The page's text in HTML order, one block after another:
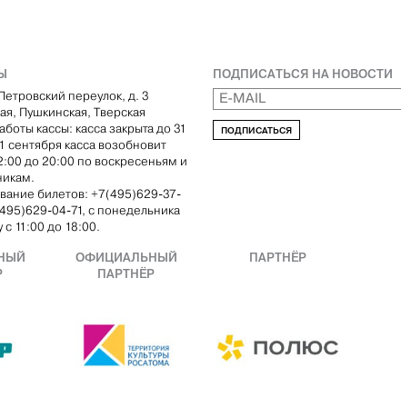
переулок, д. 3
Пушкинская, Тверская
кассы: касса закрыта до 31
сентября касса возобновит
до 20:00 по воскресеньям и
билетов: +7(495)629-37-
04-71, с понедельника
с 11:00 до 18:00.
ПОДПИСАТЬСЯ НА НОВОСТИ
ПОДПИСАТЬСЯ
ОФИЦИАЛЬНЫЙ
ПАРТНЁР
ПАРТНЁР